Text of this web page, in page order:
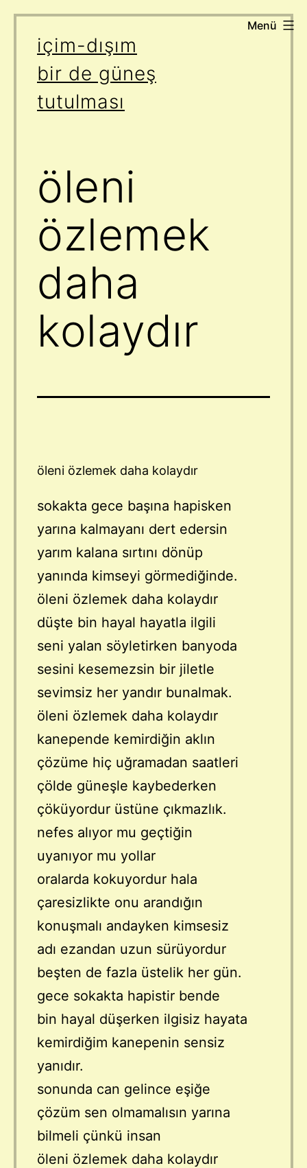
geç
içim-dışım
bir de güneş
tutulması
Menü
öleni
özlemek
daha
kolaydır
öleni özlemek daha kolaydır
sokakta gece başına hapisken
yarına kalmayanı dert edersin
yarım kalana sırtını dönüp
yanında kimseyi görmediğinde.
öleni özlemek daha kolaydır
düşte bin hayal hayatla ilgili
seni yalan söyletirken banyoda
sesini kesemezsin bir jiletle
sevimsiz her yandır bunalmak.
öleni özlemek daha kolaydır
kanepende kemirdiğin aklın
çözüme hiç uğramadan saatleri
çölde güneşle kaybederken
çöküyordur üstüne çıkmazlık.
nefes alıyor mu geçtiğin
uyanıyor mu yollar
oralarda kokuyordur hala
çaresizlikte onu arandığın
konuşmalı andayken kimsesiz
adı ezandan uzun sürüyordur
beşten de fazla üstelik her gün.
gece sokakta hapistir bende
bin hayal düşerken ilgisiz hayata
kemirdiğim kanepenin sensiz
yanıdır.
sonunda can gelince eşiğe
çözüm sen olmamalısın yarına
bilmeli çünkü insan
öleni özlemek daha kolaydır